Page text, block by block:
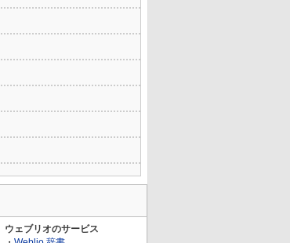
ウェブリオのサービス